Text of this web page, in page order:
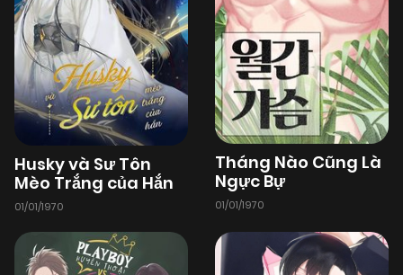
Husky và Sư Tôn
Mèo Trắng của Hắn
01/01/1970
Tháng Nào Cũng Là
Ngực Bự
01/01/1970